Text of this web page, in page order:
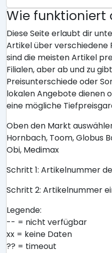
Wie funktioniert
Diese Seite erlaubt dir
Artikel über verschiedene
sind die meisten Artikel
Filialen, aber ab und zu
Preisunterschiede oder
lokalen Angebote dienen
eine mögliche
Oben den Markt
Hornbach, Toom, Globus
Obi, Medimax
Schritt 1: Artikelnummer
Schritt 2: Artikelnummer
Legende:
-- = nicht verfügbar
xx = keine Daten
?? = timeout